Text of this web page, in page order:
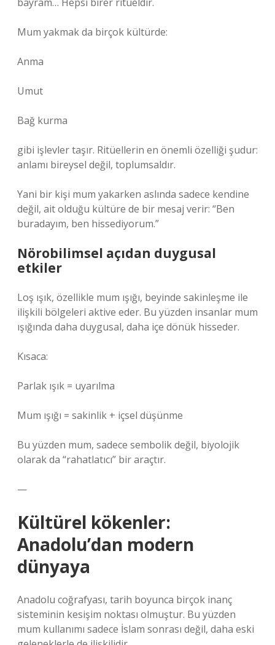
Mum yakmak da birçok kültürde:
Anma
Umut
Bağ kurma
gibi işlevler taşır. Ritüellerin en önemli özelliği şudur:
anlamı bireysel değil, toplumsaldır.
Yani bir kişi mum yakarken aslında sadece kendine
değil, ait olduğu kültüre de bir mesaj verir: “Ben
buradayım, ben hissediyorum.”
Nörobilimsel açıdan duygusal
etkiler
Loş ışık, özellikle mum ışığı, beyinde sakinleşme ile
ilişkili bölgeleri aktive eder. Bu yüzden insanlar mum
ışığında daha duygusal, daha içe dönük hisseder.
Kısaca:
Parlak ışık = uyarılma
Mum ışığı = sakinlik + içsel düşünme
Bu yüzden mum, sadece sembolik değil, biyolojik
olarak da “rahatlatıcı” bir araçtır.
—
Kültürel kökenler:
Anadolu’dan modern
dünyaya
Anadolu coğrafyası, tarih boyunca birçok inanç
sisteminin kesişim noktası olmuştur. Bu yüzden
mum kullanımı sadece İslam sonrası değil, daha eski